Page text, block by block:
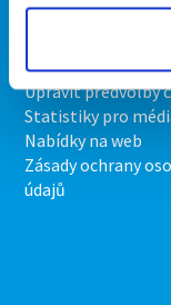
Kontakt
Podmínky
Upravit předvolby
Statistiky pro
Nabídky na web
Zásady ochrany
údajů